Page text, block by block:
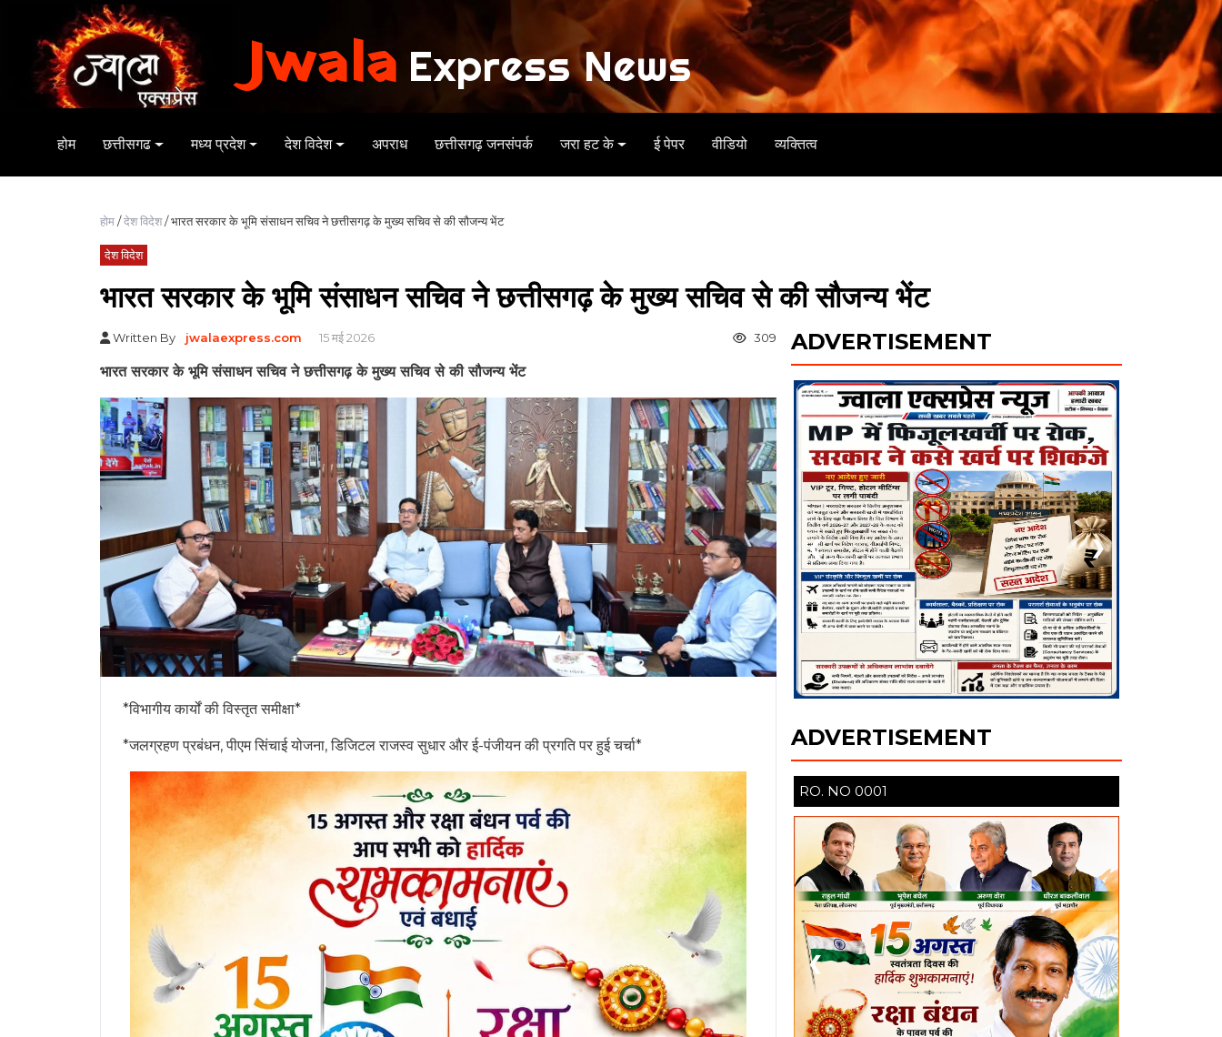
Jwala Express News
होम छत्तीसगढ मध्य प्रदेश देश विदेश अपराध छत्तीसगढ़ जनसंपर्क जरा हट के ई पेपर वीडियो व्यक्तित्व
होम/देश विदेश/ भारत सरकार के भूमि संसाधन सचिव ने छत्तीसगढ़ के मुख्य सचिव से की सौजन्य भेंट
देश विदेश
भारत सरकार के भूमि संसाधन सचिव ने छत्तीसगढ़ के मुख्य सचिव से की सौजन्य भेंट
Written By jwalaexpress.com 15 मई 2026 309
भारत सरकार के भूमि संसाधन सचिव ने छत्तीसगढ़ के मुख्य सचिव से की सौजन्य भेंट
*विभागीय कार्यों की विस्तृत समीक्षा*
*जलग्रहण प्रबंधन, पीएम सिंचाई योजना, डिजिटल राजस्व सुधार और ई-पंजीयन की प्रगति पर हुई चर्चा*
❮ ❯
रायपुर/ भारत सरकार, भूमि संसाधन विभाग के सचिव श्री नरेन्द्र भूषण ने आज मंत्रालय (महानदी भवन) में छत्तीसगढ़ के मुख्य
सचिव श्री विकासशील से सौजन्य भेंट की। इस दौरान छत्तीसगढ़ में सुशासन के अंतर्गत जलग्रहण प्रबंधन, प्रधानमंत्री कृषि
सिंचाई योजना, भुईयां पोर्टल, ई-कोर्ट और पंजीयन एवं स्टाम्प विभाग द्वारा किए जा रहे नवाचारों पर विस्तार से चर्चा की गई। श्री
भूषण ने राजस्व एवं आपदा प्रबंधन, वाणिज्यिक कर (पंजीयन) और राज्य जलग्रहण क्षेत्र प्रबंधन एजेंसी के वरिष्ठ अधिकारियों के
साथ समीक्षा बैठक कर विभागीय प्रगति का जायजा लिया।
*राजस्व विभाग डिजिटलीकरण और ई-सुशासन*
बैठक में राजस्व एवं आपदा प्रबंधन विभाग की सचिव श्रीमती शम्मी आबिदी ने छत्तीसगढ़ में भू-अभिलेखों के
आधुनिकीकरण पर प्रस्तुतीकरण दिया। डिजिटल रिकॉड्स। के रूप में राज्य में भू-अभिलेखों का पूर्ण कंप्यूटरीकरण कर मॉडर्न
रिकॉर्ड रूम स्थापित किए गए हैं। भू-नक्शा डिजिटलीकरण के तहत सभी भू-नक्शों को डिजिटल स्वरूप दिया गया है। भुईयां
पोर्टल के माध्यम से डिजिटल किसान किताब अपडेट की गई है, जिसे भूमि स्वामी कभी भी डाउनलोड कर सकते हैं। उन्होंने बताया
ADVERTISEMENT
❮ ❯
ADVERTISEMENT
RO. NO 13944/30
❮ ❯